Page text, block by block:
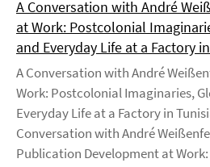
A Conversation with André
at Work: Postcolonial
and Everyday Life at a Factory
A Conversation with André
Work: Postcolonial Imaginaries,
Everyday Life at a Factory in
Conversation with André
Publication Development at